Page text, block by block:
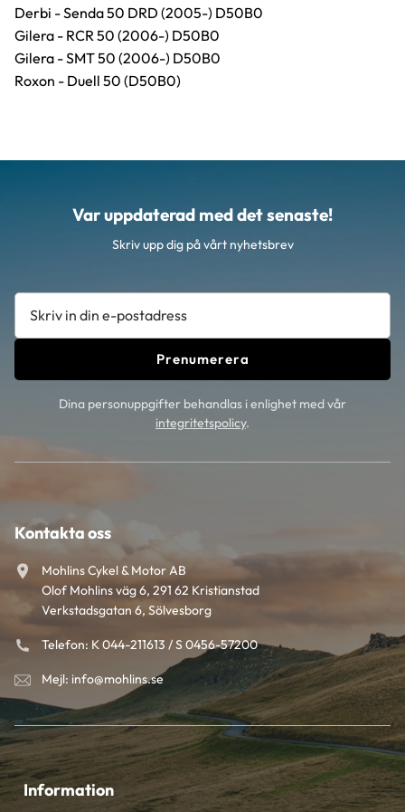
Derbi - Senda 50 DRD (2005-) D50B0
Gilera - RCR 50 (2006-) D50B0
Gilera - SMT 50 (2006-) D50B0
Roxon - Duell 50 (D50B0)
Var uppdaterad med det senaste!
Skriv upp dig på vårt nyhetsbrev
Prenumerera
Dina personuppgifter behandlas i enlighet med vår
integritetspolicy.
Kontakta oss
Mohlins Cykel & Motor AB
Olof Mohlins väg 6, 291 62 Kristianstad
Verkstadsgatan 6, Sölvesborg
Telefon: K 044-211613 / S 0456-57200
Mejl: info@mohlins.se
Information